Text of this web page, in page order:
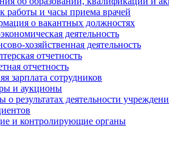
работы и часы приема врачей
о вакантных должностях
деятельность
хозяйственная деятельность
отчетность
отчетность
зарплата сотрудников
и аукционы
о результатах деятельности
и контролирующие органы